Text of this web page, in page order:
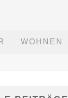
WOHNEN